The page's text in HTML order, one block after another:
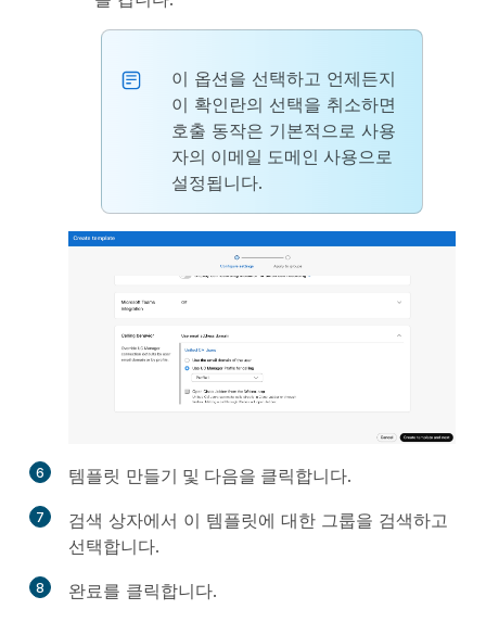
이 옵션을 선택하고 언제든지
이 확인란의 선택을 취소하면
호출 동작은 기본적으로 사용
자의 이메일 도메인 사용으로
설정됩니다.
6 템플릿 만들기 및 다음을 클릭합니다.
7
검색 상자에서 이 템플릿에 대한 그룹을 검색하고
선택합니다.
8 완료를 클릭합니다.